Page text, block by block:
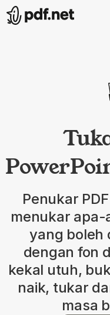
Penukar
menukar apa-
yang boleh
dengan fon
kekal utuh,
naik, tukar
masa